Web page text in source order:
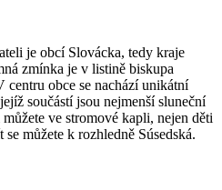
je obcí Slovácka, tedy kraje
zmínka je v listině biskupa
obce se nachází unikátní
součástí jsou nejmenší sluneční
ve stromové kapli, nejen děti
můžete k rozhledně Súsedská.